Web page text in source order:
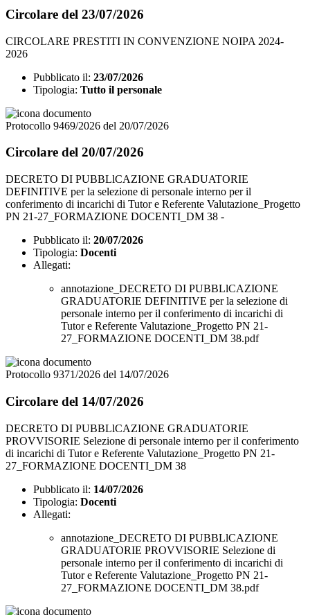
Circolare del 23/07/2026
CIRCOLARE PRESTITI IN CONVENZIONE NOIPA 2024-
2026
Pubblicato il: 23/07/2026
Tipologia: Tutto il personale
Protocollo 9469/2026 del 20/07/2026
Circolare del 20/07/2026
DECRETO DI PUBBLlCAZIONE GRADUATORIE
DEFINITIVE per la selezione di personale interno per il
conferimento di incarichi di Tutor e Referente Valutazione_Progetto
PN 21-27_FORMAZIONE DOCENTI_DM 38 -
Pubblicato il: 20/07/2026
Tipologia: Docenti
Allegati:
annotazione_DECRETO DI PUBBLlCAZIONE
GRADUATORIE DEFINITIVE per la selezione di
personale interno per il conferimento di incarichi di
Tutor e Referente Valutazione_Progetto PN 21-
27_FORMAZIONE DOCENTI_DM 38.pdf
Protocollo 9371/2026 del 14/07/2026
Circolare del 14/07/2026
DECRETO DI PUBBLlCAZIONE GRADUATORIE
PROVVISORIE Selezione di personale interno per il conferimento
di incarichi di Tutor e Referente Valutazione_Progetto PN 21-
27_FORMAZIONE DOCENTI_DM 38
Pubblicato il: 14/07/2026
Tipologia: Docenti
Allegati:
annotazione_DECRETO DI PUBBLlCAZIONE
GRADUATORIE PROVVISORIE Selezione di
personale interno per il conferimento di incarichi di
Tutor e Referente Valutazione_Progetto PN 21-
27_FORMAZIONE DOCENTI_DM 38.pdf